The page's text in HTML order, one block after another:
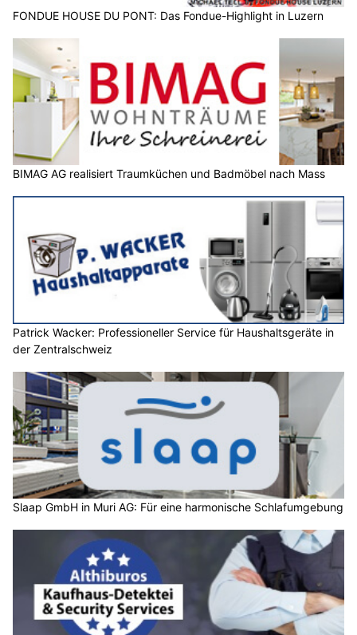
FONDUE HOUSE DU PONT: Das Fondue-Highlight in Luzern
BIMAG AG realisiert Traumküchen und Badmöbel nach Mass
Patrick Wacker: Professioneller Service für Haushaltsgeräte in
der Zentralschweiz
Slaap GmbH in Muri AG: Für eine harmonische Schlafumgebung